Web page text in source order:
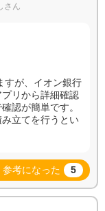
さん
すが、イオン銀行
リから詳細確認
認が簡単です。
立てを行うとい
参考になった 5